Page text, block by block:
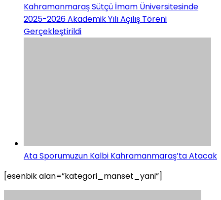
Kahramanmaraş Sütçü İmam Üniversitesinde
2025-2026 Akademik Yılı Açılış Töreni
Gerçekleştirildi
Ata Sporumuzun Kalbi Kahramanmaraş’ta Atacak
[esenbik alan=”kategori_manset_yani”]